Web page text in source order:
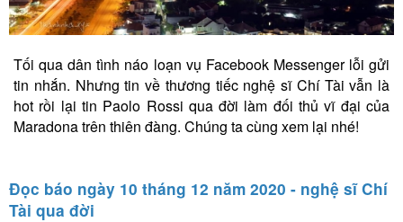
Tối qua dân tình náo loạn vụ Facebook Messenger lỗi gửi
tin nhắn. Nhưng tin về thương tiếc nghệ sĩ Chí Tài vẫn là
hot rồi lại tin Paolo Rossi qua đời làm đối thủ vĩ đại của
Maradona trên thiên đàng. Chúng ta cùng xem lại nhé!
Đọc báo ngày 10 tháng 12 năm 2020 - nghệ sĩ Chí
Tài qua đời